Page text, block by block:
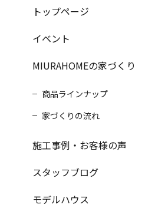
トップページ
イベント
MIURAHOMEの家づくり
商品ラインナップ
家づくりの流れ
施工事例・お客様の声
スタッフブログ
モデルハウス